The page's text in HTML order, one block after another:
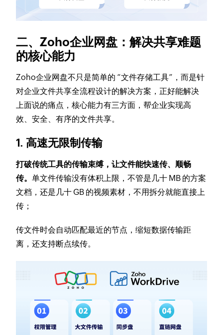
二、Zoho企业网盘：解决共享难题
的核心能力
Zoho企业网盘不只是简单的 “文件存储工具”，而是针
对企业文件共享全流程设计的解决方案，正好能解决
上面说的痛点，核心能力有三方面，帮企业实现高
效、安全、有序的文件共享。
1. 高速无限制传输
打破传统工具的传输束缚，让文件能快速传、顺畅
传。单文件传输没有体积上限，不管是几十 MB 的方案
文档，还是几十 GB 的视频素材，不用拆分就能直接上
传；
传文件时会自动匹配最近的节点，缩短数据传输距
离，还支持断点续传。